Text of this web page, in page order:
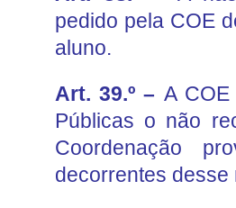
pedido pela COE
aluno.
Art. 39.º – A
Públicas o não
Coordenação
decorrentes